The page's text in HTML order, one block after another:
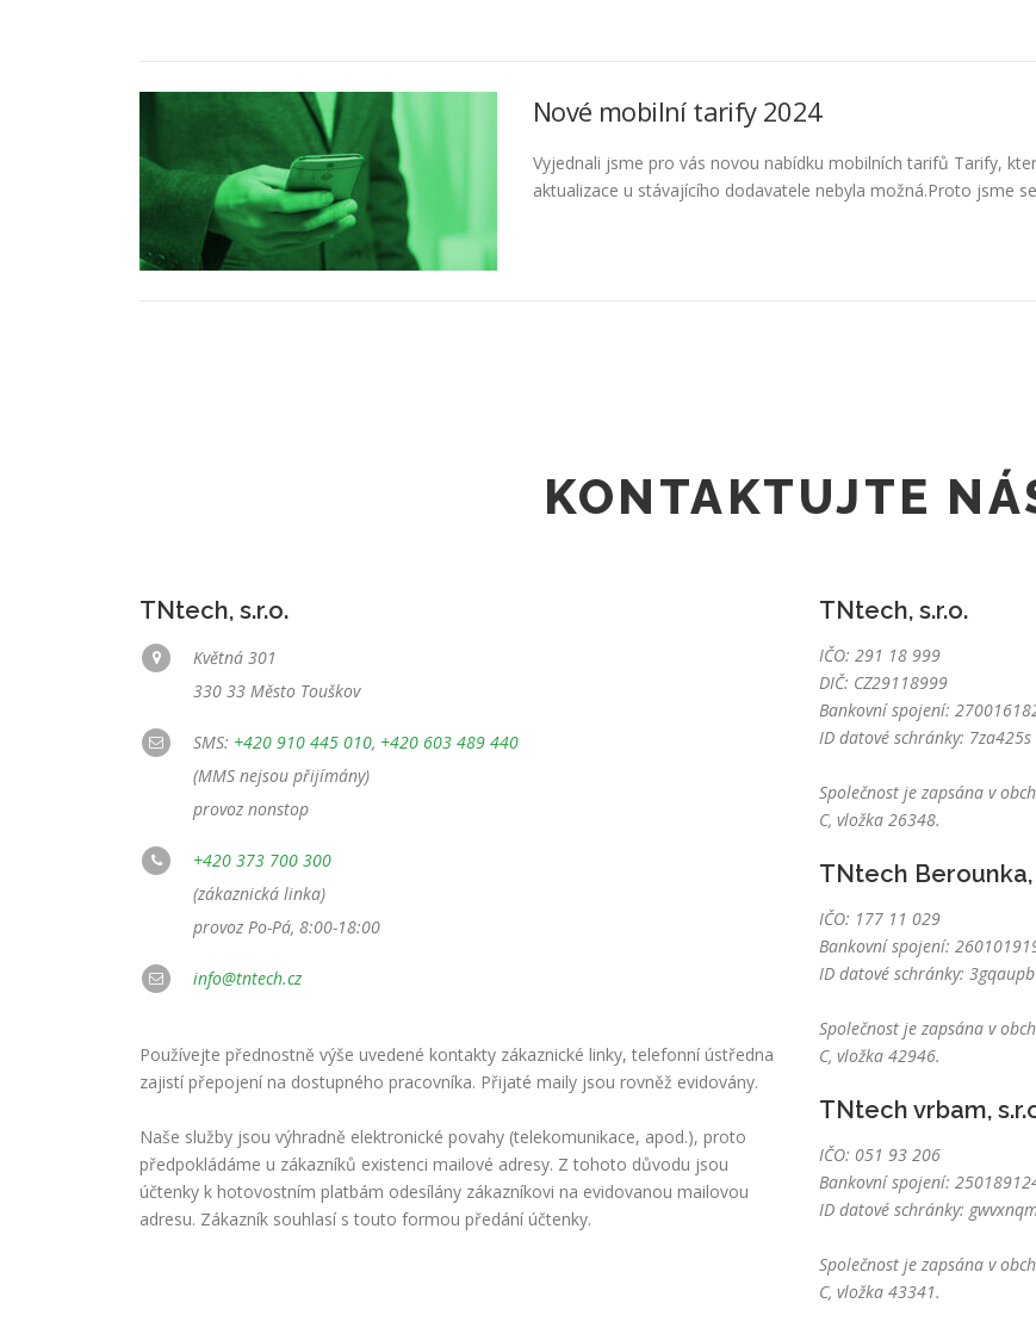
Nové mobilní tarify 2024
Vyjednali jsme pro vás novou nabídku mobilních tarifů Tarify,
aktualizace u stávajícího dodavatele nebyla možná.Proto jsme
KONTAKTUJTE
TNtech, s.r.o.
Květná 301
330 33 Město Touškov
SMS: +420 910 445 010, +420 603 489 440
(MMS nejsou přijímány)
provoz nonstop
+420 373 700 300
(zákaznická linka)
provoz Po-Pá, 8:00-18:00
info@tntech.cz
Používejte přednostně výše uvedené kontakty zákaznické linky, telefonní ústředna
zajistí přepojení na dostupného pracovníka. Přijaté maily jsou rovněž evidovány.
Naše služby jsou výhradně elektronické povahy (telekomunikace, apod.), proto
předpokládáme u zákazníků existenci mailové adresy. Z tohoto důvodu jsou
účtenky k hotovostním platbám odesílány zákazníkovi na evidovanou mailovou
adresu. Zákazník souhlasí s touto formou předání účtenky.
TNtech, s.r.o.
IČO: 291 18 999
DIČ: CZ29118999
Bankovní spojení:
ID datové schránky: 7za425s
Společnost je zapsána v
C, vložka 26348.
TNtech Berounka,
IČO: 177 11 029
Bankovní spojení:
ID datové schránky: 3gqaupb
Společnost je zapsána v
C, vložka 42946.
TNtech vrbam,
IČO: 051 93 206
Bankovní spojení:
ID datové schránky:
Společnost je zapsána v
C, vložka 43341.